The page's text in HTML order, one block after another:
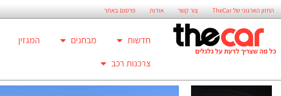
החזון הארגוני של TheCar צור קשר אודות פרסום באתר
חדשות מבחנים המגזין
צרכנות רכב